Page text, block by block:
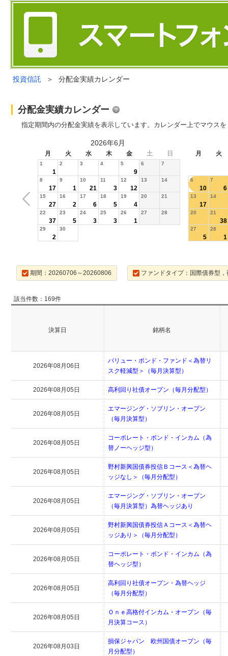
投資信託 ＞ 分配金実績カレンダー
分配金実績カレンダー
指定期間内の分配金実績を表示しています。カレンダー上でマウス
2026年6月
月 火 水 木 金 土 日 月 火
1
1
2 3 4 5
9
6 7
8
17
9
1
10
21
11
3
12
12
13 14
15
27
16
2
17
6
18
5
19
4
20 21
22
37
23
5
24
3
25
3
26
1
27 28
29
2
30
6
10
7
6
13
17
14
20 21
38
27
5
28
1
期間：20260706～20260806 ファンドタイプ：国際債券型
該当件数：169件
決算日 銘柄名
2026年08月06日
バリュー・ボンド・ファンド＜為替リ
スク軽減型＞（毎月決算型）
2026年08月05日 高利回り社債オープン（毎月分配型）
2026年08月05日
エマージング・ソブリン・オープン
（毎月決算型）
2026年08月05日
コーポレート・ボンド・インカム（為
替ノーヘッジ型）
2026年08月05日
野村新興国債券投信Ｂコース＜為替ヘ
ッジなし＞（毎月分配型）
2026年08月05日
エマージング・ソブリン・オープン
（毎月決算型）為替ヘッジあり
2026年08月05日
野村新興国債券投信Ａコース＜為替ヘ
ッジあり＞（毎月分配型）
2026年08月05日
コーポレート・ボンド・インカム（為
替ヘッジ型）
2026年08月05日
高利回り社債オープン・為替ヘッジ
（毎月分配型）
2026年08月05日
Ｏｎｅ高格付インカム・オープン（毎
月決算コース）
2026年08月03日
損保ジャパン 欧州国債オープン（毎
月分配型）